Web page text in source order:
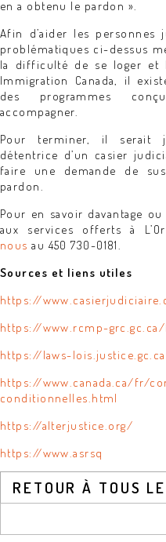
en a obtenu le pardon ».
Afin d’aider les personnes
problématiques ci-dessus
la difficulté de se loger et
Immigration Canada, il
des programmes
accompagner.
Pour terminer, il serait
détentrice d’un casier
faire une demande de
pardon.
Pour en savoir davantage
aux services offerts à
nous au 450 730-0181.
Sources et liens utiles
https://
https://www.rcmp-
https://laws-
https://www.canada.ca/fr/
conditionnelles.html
https://alterjustice.org/
https://www.asrsq
RETOUR À TOUS